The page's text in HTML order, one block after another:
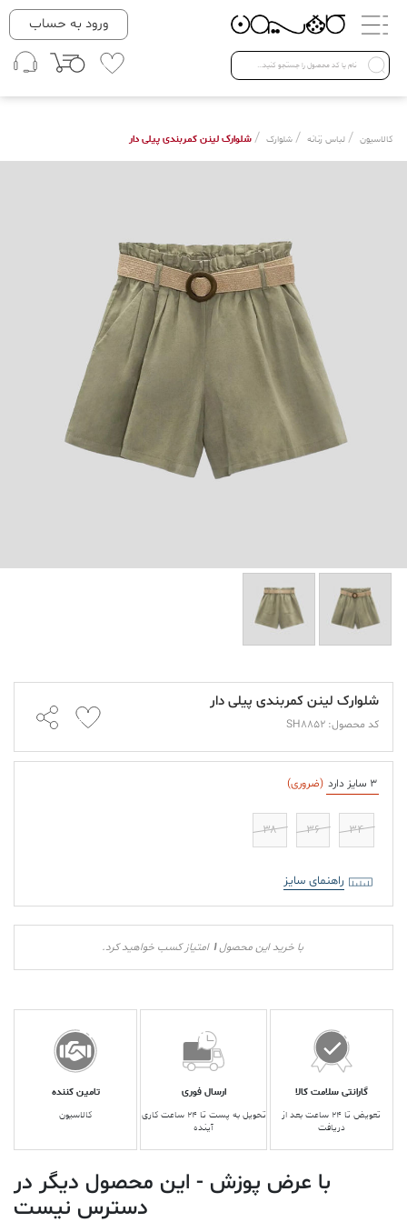
دسته بندی ها
Open submenu ( لباس زنانه )
لباس زنانه
لباس مردانه
ورود به حساب
کالاسیون / لباس زنانه / شلوارک / شلوارک لینن کمربندی پیلی دار
شلوارک لینن کمربندی پیلی دار
کد محصول: SH8852
3 سایز دارد (ضروری)
۳۴ ۳۶ ۳۸
راهنمای سایز
با خرید این محصول1 امتیاز کسب خواهید کرد.
گارانتی سلامت کالا
تعویض تا ۲۴ ساعت بعد از
دریافت
ارسال فوری
تحویل به پست تا ۲۴ ساعت کاری
آینده
تامین کننده
کالاسیون
با عرض پوزش - این محصول دیگر در
دسترس نیست